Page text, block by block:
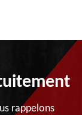
rappelons